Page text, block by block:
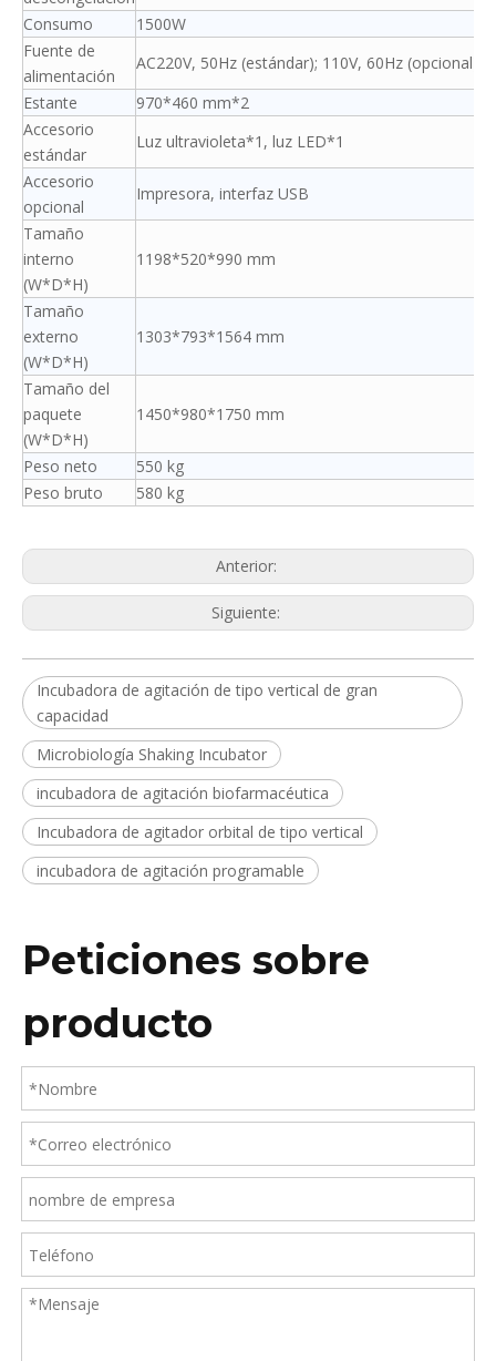
Consumo
1500W
Fuente de
alimentación
AC220V, 50Hz (estándar); 110V, 60Hz (opcional)
Estante
970*460 mm*2
Accesorio
estándar
Luz ultravioleta*1, luz LED*1
Accesorio
opcional
Impresora, interfaz USB
Tamaño
interno
(W*D*H)
1198*520*990 mm
Tamaño
externo
(W*D*H)
1303*793*1564 mm
Tamaño del
paquete
(W*D*H)
1450*980*1750 mm
Peso neto
550 kg
Peso bruto
580 kg
Anterior:
Siguiente:
Incubadora de agitación de tipo vertical de gran
capacidad
Microbiología Shaking Incubator
incubadora de agitación biofarmacéutica
Incubadora de agitador orbital de tipo vertical
incubadora de agitación programable
Peticiones sobre
producto